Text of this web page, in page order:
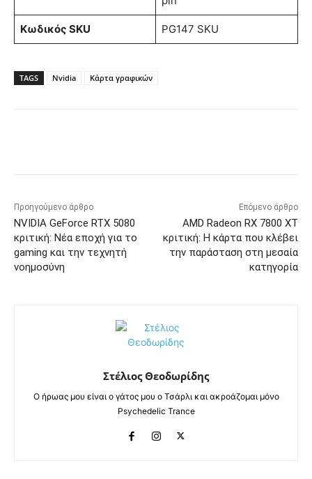
Κωδικός SKU PG147 SKU
TAGS Nvidia Κάρτα γραφικών
Προηγούμενο άρθρο
NVIDIA GeForce RTX 5080
κριτική: Νέα εποχή για το
gaming και την τεχνητή
νοημοσύνη
Επόμενο άρθρο
AMD Radeon RX 7800 XT
κριτική: Η κάρτα που κλέβει
την παράσταση στη μεσαία
κατηγορία
Στέλιος Θεοδωρίδης
Ο ήρωας μου είναι ο γάτος μου ο Τσάρλι και ακροάζομαι μόνο
Psychedelic Trance